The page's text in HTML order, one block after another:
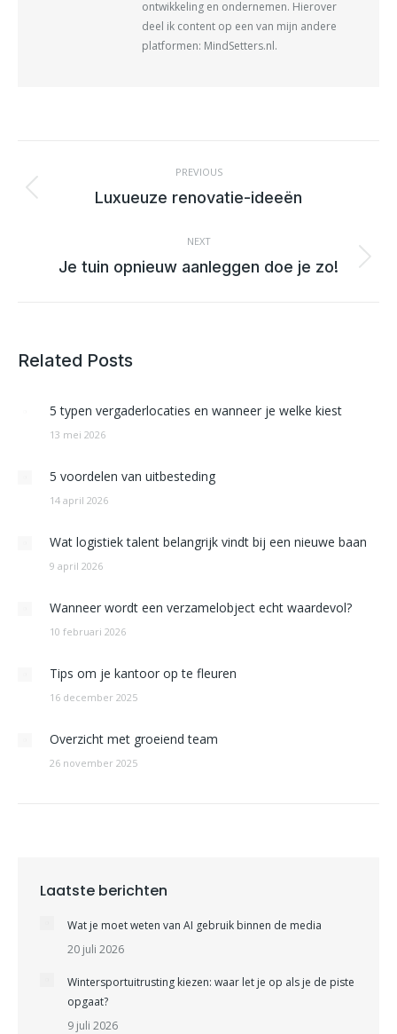
ontwikkeling en ondernemen. Hierover
deel ik content op een van mijn andere
platformen: MindSetters.nl.
NAVIGATION
PREVIOUS
Previous
Luxueuze renovatie-ideeën
NEXT
Next
Je tuin opnieuw aanleggen doe je zo!
Related Posts
5 typen vergaderlocaties en wanneer je welke kiest
13 mei 2026
5 voordelen van uitbesteding
14 april 2026
Wat logistiek talent belangrijk vindt bij een nieuwe baan
9 april 2026
Wanneer wordt een verzamelobject echt waardevol?
10 februari 2026
Tips om je kantoor op te fleuren
16 december 2025
Overzicht met groeiend team
26 november 2025
Laatste berichten
Wat je moet weten van AI gebruik binnen de media
20 juli 2026
Wintersportuitrusting kiezen: waar let je op als je de piste
opgaat?
9 juli 2026